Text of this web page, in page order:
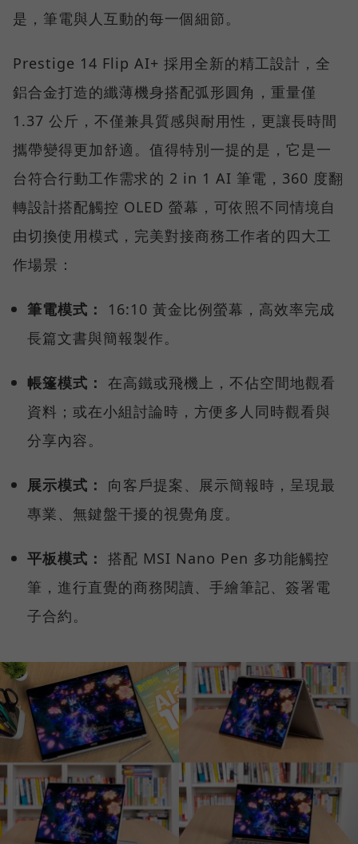
是，筆電與人互動的每一個細節。
Prestige 14 Flip AI+ 採用全新的精工設計，全
鋁合金打造的纖薄機身搭配弧形圓角，重量僅
1.37 公斤，不僅兼具質感與耐用性，更讓長時間
攜帶變得更加舒適。值得特別一提的是，它是一
台符合行動工作需求的 2 in 1 AI 筆電，360 度翻
轉設計搭配觸控 OLED 螢幕，可依照不同情境自
由切換使用模式，完美對接商務工作者的四大工
作場景：
筆電模式：
16:10 黃金比例螢幕，高效率完成
長篇文書與簡報製作。
帳篷模式： 在高鐵或飛機上，不佔空間地觀看
資料；或在小組討論時，方便多人同時觀看與
分享內容。
展示模式：
向客戶提案、展示簡報時，呈現最
專業、無鍵盤干擾的視覺角度。
平板模式： 搭配 MSI Nano Pen 多功能觸控
筆，進行直覺的商務閱讀、手繪筆記、簽署電
子合約。